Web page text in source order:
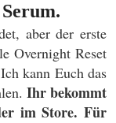
aber der erste
Overnight Reset
kann Euch das
Ihr bekommt
im Store. Für